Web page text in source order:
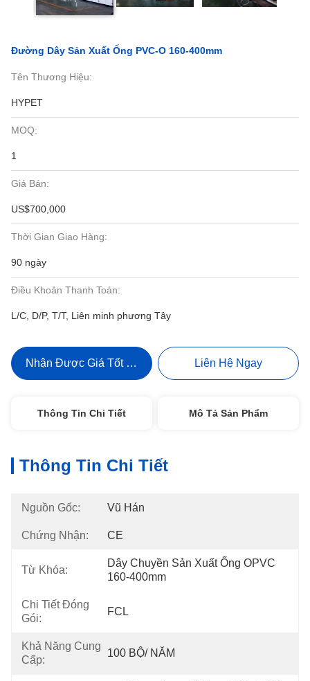
Đường Dây Sản Xuất Ống PVC-O 160-400mm
Tên Thương Hiệu:
HYPET
MOQ:
1
Giá Bán:
US$700,000
Thời Gian Giao Hàng:
90 ngày
Điều Khoản Thanh Toán:
L/C, D/P, T/T, Liên minh phương Tây
Nhận Được Giá Tốt Nhất Liên Hệ Ngay
Thông Tin Chi Tiết Mô Tả Sản Phẩm
Thông Tin Chi Tiết
Nguồn Gốc: Vũ Hán
Chứng Nhận: CE
Từ Khóa:
Dây Chuyền Sản Xuất Ống OPVC
160-400mm
Chi Tiết Đóng
Gói:
FCL
Khả Năng Cung
Cấp:
100 BỘ/ NĂM